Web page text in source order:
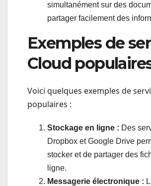
simultanément sur des
partager facilement des
Exemples de
Cloud
Voici quelques exemples de
populaires :
Stockage en ligne : Des
Dropbox et Google Drive
stocker et de partager des
ligne.
Messagerie électronique :